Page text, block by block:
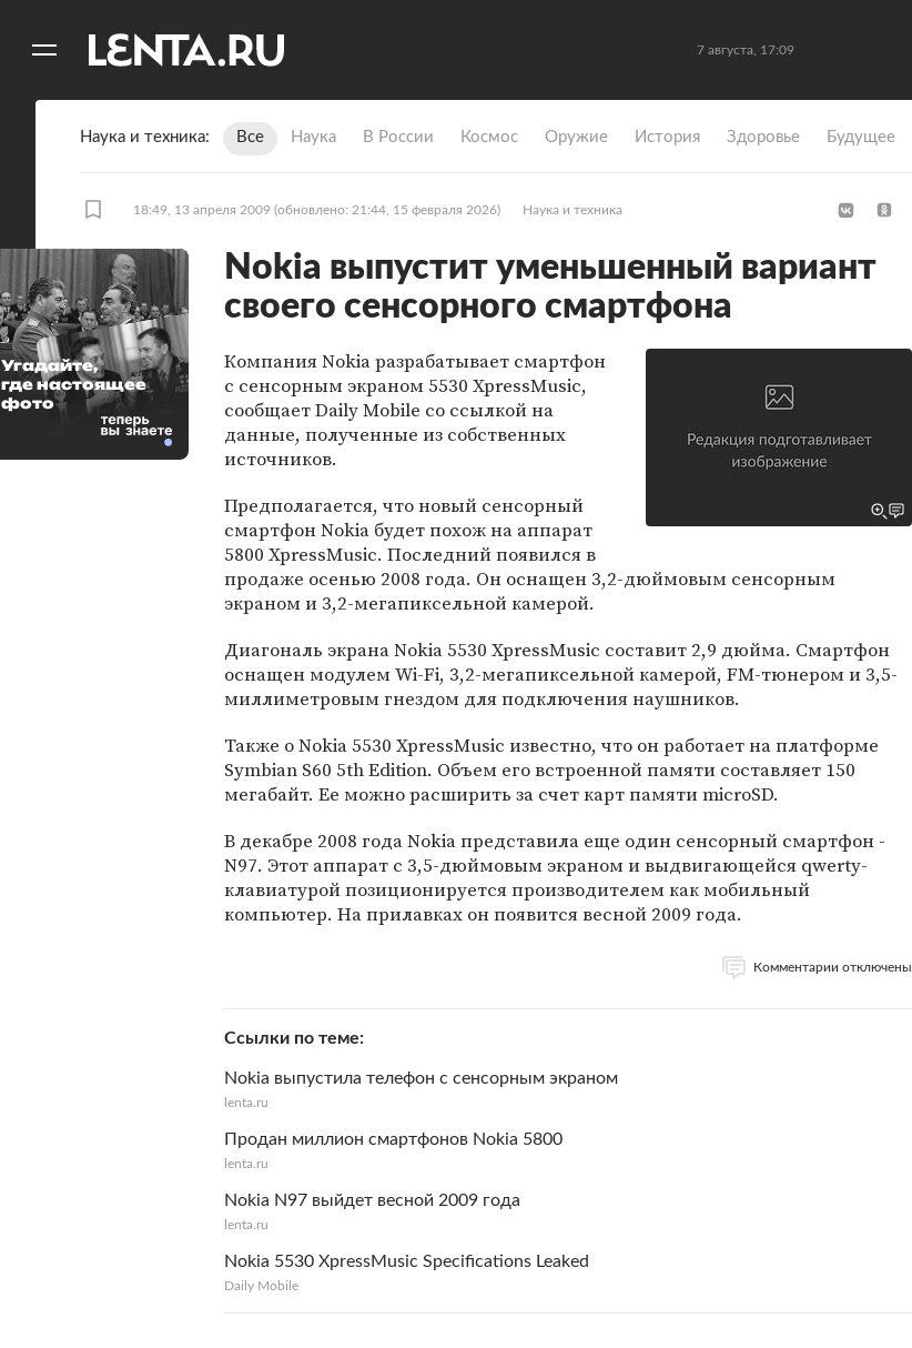
7 августа, 17:09
Наука и техника Все Наука В России Космос Оружие История Здоровье Будущее
18:49, 13 апреля 2009 (обновлено: 21:44, 15 февраля 2026) Наука и техника
Nokia выпустит уменьшенный вариант
своего сенсорного смартфона
Компания Nokia разрабатывает смартфон
с сенсорным экраном 5530 XpressMusic,
сообщает Daily Mobile со ссылкой на
данные, полученные из собственных
источников.
Предполагается, что новый сенсорный
смартфон Nokia будет похож на аппарат
5800 XpressMusic. Последний появился в
продаже осенью 2008 года. Он оснащен 3,2-дюймовым сенсорным
экраном и 3,2-мегапиксельной камерой.
Диагональ экрана Nokia 5530 XpressMusic составит 2,9 дюйма. Смартфон
оснащен модулем Wi-Fi, 3,2-мегапиксельной камерой, FM-тюнером и 3,5-
миллиметровым гнездом для подключения наушников.
Также о Nokia 5530 XpressMusic известно, что он работает на платформе
Symbian S60 5th Edition. Объем его встроенной памяти составляет 150
мегабайт. Ее можно расширить за счет карт памяти microSD.
В декабре 2008 года Nokia представила еще один сенсорный смартфон -
N97. Этот аппарат с 3,5-дюймовым экраном и выдвигающейся qwerty-
клавиатурой позиционируется производителем как мобильный
компьютер. На прилавках он появится весной 2009 года.
Комментарии отключены
Ссылки по теме
Nokia выпустила телефон с сенсорным экраном
lenta.ru
Продан миллион смартфонов Nokia 5800
lenta.ru
Nokia N97 выйдет весной 2009 года
lenta.ru
Nokia 5530 XpressMusic Specifications Leaked
Daily Mobile
Угадайте,
где настоящее
фото